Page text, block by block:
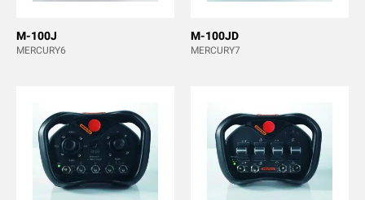
M-100J
MERCURY6
M-100JD
MERCURY7